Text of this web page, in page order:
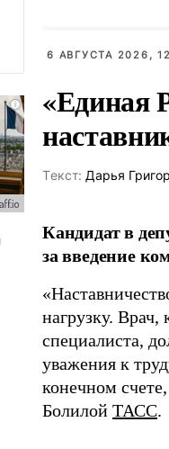
6 АВГУСТА 2026,
«Единая
Tекст: Дарья
Кандидат в
за введение
нагрузку. Врач,
специалиста,
уважения к
конечном
Болилой ТАСС.